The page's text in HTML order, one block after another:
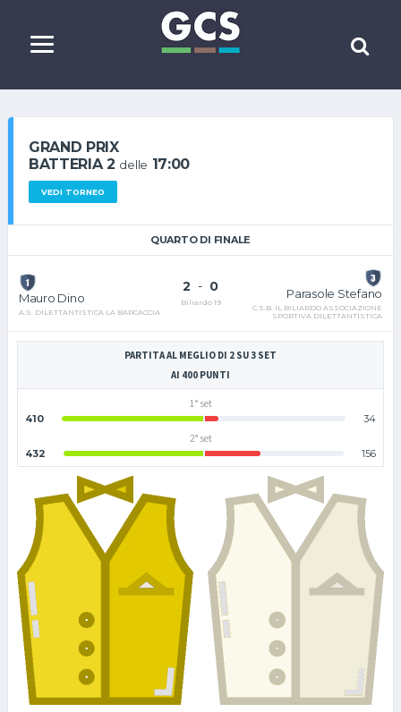
GRAND PRIX
BATTERIA 2 delle 17:00
VEDI TORNEO
QUARTO DI FINALE
Mauro Dino
A.S. DILETTANTISTICA LA BARCACCIA
2 - 0
Biliardo 19
Parasole Stefano
C.S.B. IL BILIARDO ASSOCIAZIONE
SPORTIVA DILETTANTISTICA
PARTITA AL MEGLIO DI 2 SU 3 SET
AI 400 PUNTI
1° set
410
34
2° set
432
156